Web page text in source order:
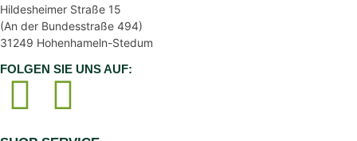
Hildesheimer Straße 15
(An der Bundesstraße 494)
31249 Hohenhameln-Stedum
FOLGEN SIE UNS AUF: